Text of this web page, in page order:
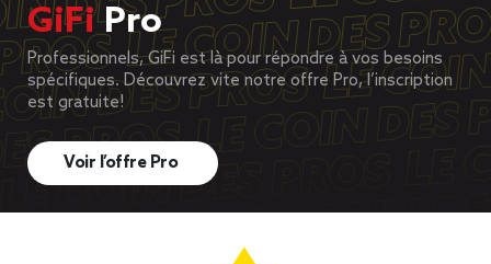
GiFiPro
Professionnels, GiFi est là pour répondre à vos besoins
spécifiques. Découvrez vite notre offre Pro, l’inscription
est gratuite!
Voir l’offre Pro